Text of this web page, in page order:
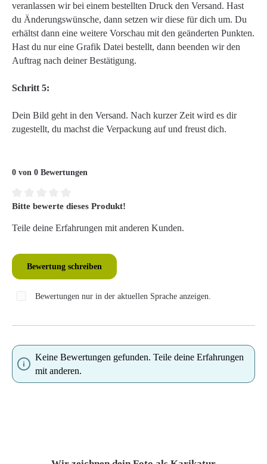
veranlassen wir bei einem bestellten Druck den Versand. Hast
du Änderungswünsche, dann setzen wir diese für dich um. Du
erhältst dann eine weitere Vorschau mit den geänderten Punkten.
Hast du nur eine Grafik Datei bestellt, dann beenden wir den
Auftrag nach deiner Bestätigung.
Schritt 5:
Dein Bild geht in den Versand. Nach kurzer Zeit wird es dir
zugestellt, du machst die Verpackung auf und freust dich.
0 von 0 Bewertungen
Durchschnittliche Bewertung von 0 von 5 Sternen
Bitte bewerte dieses Produkt!
Teile deine Erfahrungen mit anderen Kunden.
Bewertung schreiben
Bewertungen nur in der aktuellen Sprache anzeigen.
Keine Bewertungen gefunden. Teile deine Erfahrungen
mit anderen.